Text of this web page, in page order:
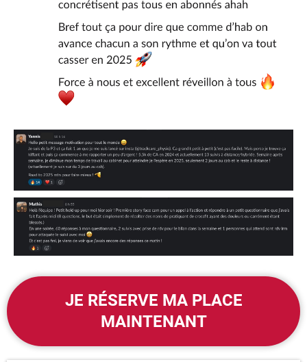
JE RÉSERVE MA PLACE
MAINTENANT